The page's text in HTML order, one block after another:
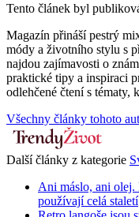
Tento článek byl
Magazín přináší pestrý
módy a životního stylu s
najdou zajímavosti o
praktické tipy a inspiraci
odlehčené čtení s tématy,
Všechny články tohoto
Další články z kategorie
Ani máslo, ani olej.
používají celá staletí